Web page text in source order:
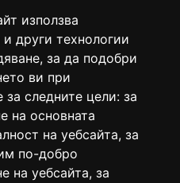
използва
други технологии
за да подобри
ви при
за следните цели: за
на основната
на уебсайта, за
по-добро
на уебсайта, за